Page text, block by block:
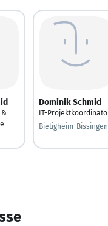
Dominik Schmid
IT-
Bietigheim-Bissingen